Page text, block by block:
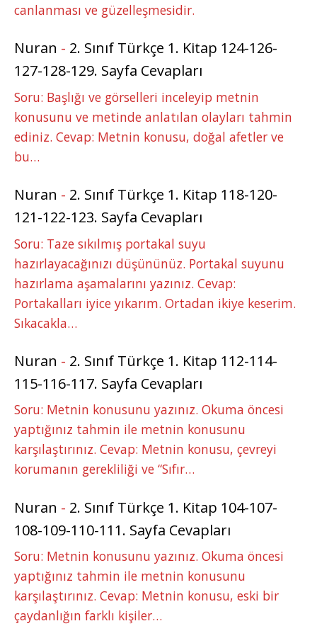
canlanması ve güzelleşmesidir.
Nuran - 2. Sınıf Türkçe 1. Kitap 124-126-
127-128-129. Sayfa Cevapları
Soru: Başlığı ve görselleri inceleyip metnin
konusunu ve metinde anlatılan olayları tahmin
ediniz. Cevap: Metnin konusu, doğal afetler ve
bu…
Nuran - 2. Sınıf Türkçe 1. Kitap 118-120-
121-122-123. Sayfa Cevapları
Soru: Taze sıkılmış portakal suyu
hazırlayacağınızı düşününüz. Portakal suyunu
hazırlama aşamalarını yazınız. Cevap:
Portakalları iyice yıkarım. Ortadan ikiye keserim.
Sıkacakla…
Nuran - 2. Sınıf Türkçe 1. Kitap 112-114-
115-116-117. Sayfa Cevapları
Soru: Metnin konusunu yazınız. Okuma öncesi
yaptığınız tahmin ile metnin konusunu
karşılaştırınız. Cevap: Metnin konusu, çevreyi
korumanın gerekliliği ve “Sıfır…
Nuran - 2. Sınıf Türkçe 1. Kitap 104-107-
108-109-110-111. Sayfa Cevapları
Soru: Metnin konusunu yazınız. Okuma öncesi
yaptığınız tahmin ile metnin konusunu
karşılaştırınız. Cevap: Metnin konusu, eski bir
çaydanlığın farklı kişiler…